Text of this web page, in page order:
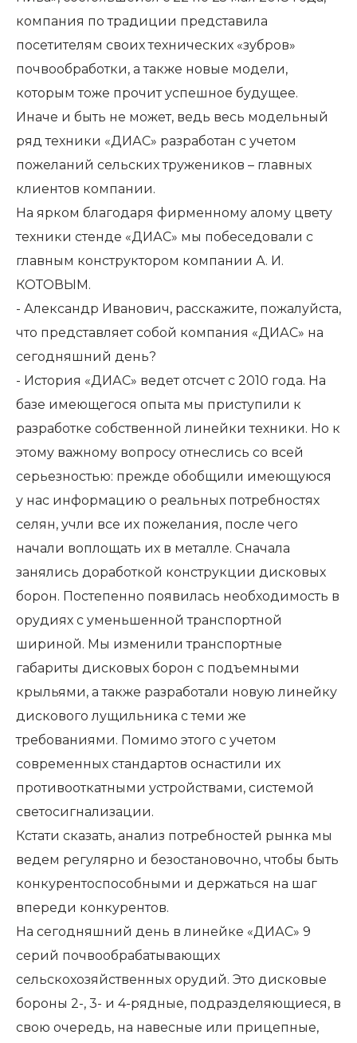
компания по традиции представила
посетителям своих технических «зубров»
почвообработки, а также новые модели,
которым тоже прочит успешное будущее.
Иначе и быть не может, ведь весь модельный
ряд техники «ДИАС» разработан с учетом
пожеланий сельских тружеников – главных
клиентов компании.
На ярком благодаря фирменному алому цвету
техники стенде «ДИАС» мы побеседовали с
главным конструктором компании А. И.
КОТОВЫМ.
- Александр Иванович, расскажите, пожалуйста,
что представляет собой компания «ДИАС» на
сегодняшний день?
- История «ДИАС» ведет отсчет с 2010 года. На
базе имеющегося опыта мы приступили к
разработке собственной линейки техники. Но к
этому важному вопросу отнеслись со всей
серьезностью: прежде обобщили имеющуюся
у нас информацию о реальных потребностях
селян, учли все их пожелания, после чего
начали воплощать их в металле. Сначала
занялись доработкой конструкции дисковых
борон. Постепенно появилась необходимость в
орудиях с уменьшенной транспортной
шириной. Мы изменили транспортные
габариты дисковых борон с подъемными
крыльями, а также разработали новую линейку
дискового лущильника с теми же
требованиями. Помимо этого с учетом
современных стандартов оснастили их
противооткатными устройствами, системой
светосигнализации.
Кстати сказать, анализ потребностей рынка мы
ведем регулярно и безостановочно, чтобы быть
конкурентоспособными и держаться на шаг
впереди конкурентов.
На сегодняшний день в линейке «ДИАС» 9
серий почвообрабатывающих
сельскохозяйственных орудий. Это дисковые
бороны 2-, 3- и 4-рядные, подразделяющиеся, в
свою очередь, на навесные или прицепные,